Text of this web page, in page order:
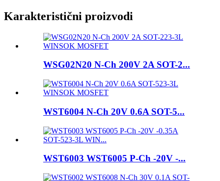
Karakteristični proizvodi
WSG02N20 N-Ch 200V 2A SOT-2...
WST6004 N-Ch 20V 0.6A SOT-5...
WST6003 WST6005 P-Ch -20V -...